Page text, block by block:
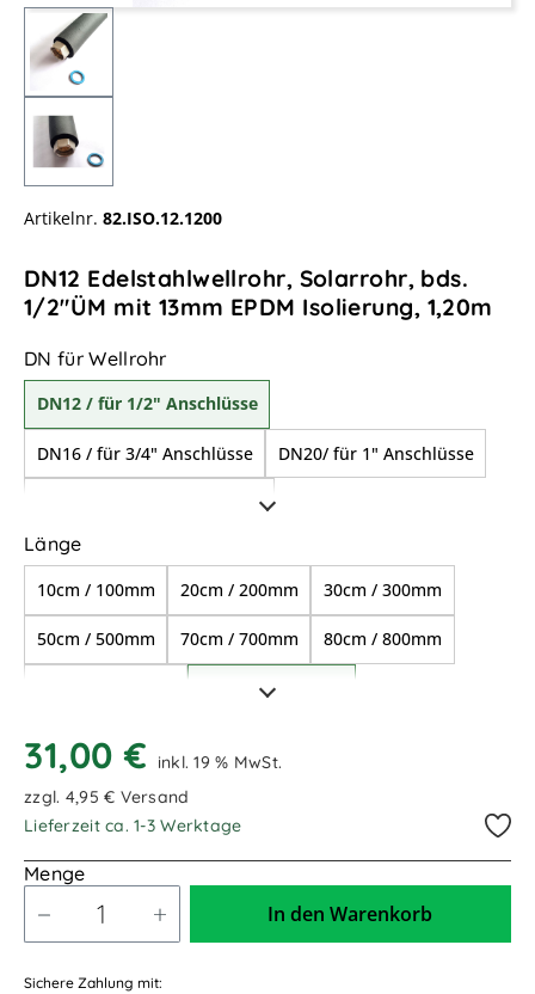
Artikelnr. 82.ISO.12.1200
DN12 Edelstahlwellrohr, Solarrohr, bds.
1/2"ÜM mit 13mm EPDM Isolierung, 1,20m
DN für Wellrohrauswählen
DN12 / für 1/2" Anschlüsse
DN16 / für 3/4" Anschlüsse DN20/ für 1" Anschlüsse
DN25/ für 1 1/4" Anschlüsse
DN32/ für 1 1/2" Anschlüsse
Längeauswählen
10cm / 100mm 20cm / 200mm 30cm / 300mm
50cm / 500mm 70cm / 700mm 80cm / 800mm
1,20m / 1.200mm
1,50m / 1.500mm
2,00m / 2.000mm
31,00 €
inkl. 19 % MwSt.
zzgl. 4,95 € Versand
Lieferzeit ca. 1-3 Werktage
Menge
In den Warenkorb
Sichere Zahlung mit: